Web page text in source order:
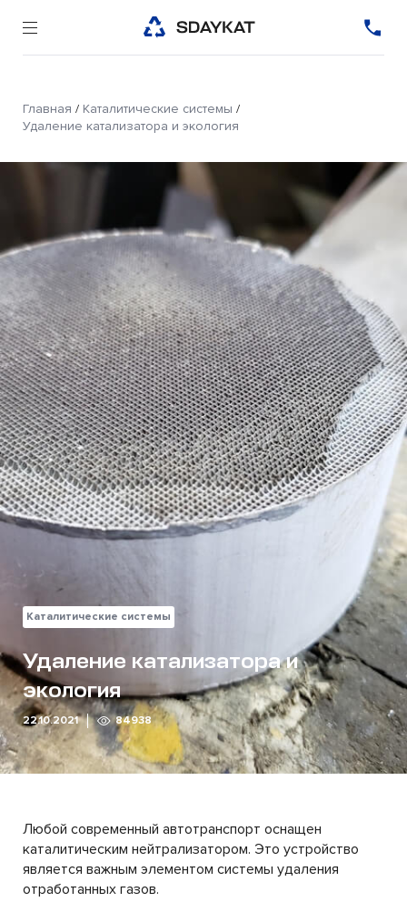
Главная / Каталитические системы /
Удаление катализатора и экология
Каталитические системы
Удаление катализатора и
экология
22.10.2021 84938
Любой современный автотранспорт оснащен
каталитическим нейтрализатором. Это устройство
является важным элементом системы удаления
отработанных газов.